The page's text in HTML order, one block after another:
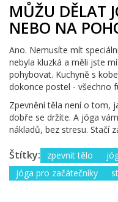
MŮŽU DĚLAT
NEBO NA
Ano. Nemusíte mít
nebyla kluzká a měli jste
pohybovat. Kuchyně s
dokonce postel - všechno
Zpevnění těla není o tom,
dobře se držíte. A jóga
nákladů, bez stresu. Stačí
Štítky: zpevnit tělo
jóga pro začátečníky